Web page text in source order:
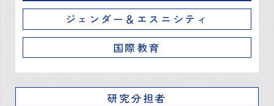
ジェンダー＆エスニシティ
国際教育
研究分担者